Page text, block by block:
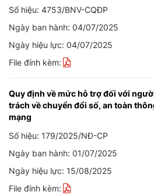
Số hiệu: 4753/BNV-CQĐP
Ngày ban hành: 04/07/2025
Ngày hiệu lực: 04/07/2025
File đính kèm:
Quy định về mức hỗ trợ đối với
trách về chuyển đổi số, an toàn
mạng
Số hiệu: 179/2025/NĐ-CP
Ngày ban hành: 01/07/2025
Ngày hiệu lực: 15/08/2025
File đính kèm: